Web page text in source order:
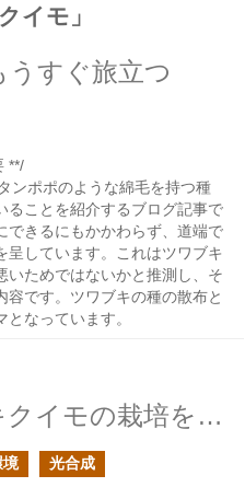
イモ」
すぐ旅立つ
**/
ンポポのような綿毛を持つ種
ることを紹介するブログ記事で
できるにもかかわらず、道端で
呈しています。これはツワブキ
いためではないかと推測し、そ
です。ツワブキの種の散布と
なっています。
ツワブキを見て、キクイモの栽培を思い出した
境
光合成